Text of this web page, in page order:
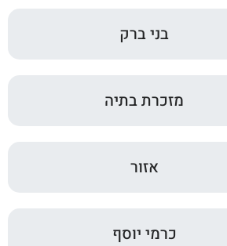
בני ברק
מזכרת בתיה
אזור
כרמי יוסף